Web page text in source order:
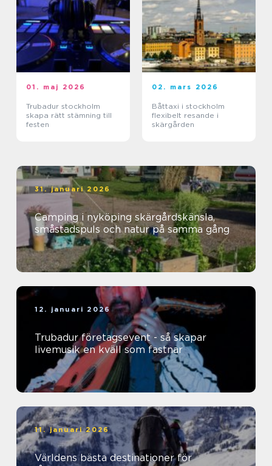
01. maj 2026
Trubadur stockholm
skapa rätt stämning till
festen
02. mars 2026
Båttaxi i stockholm
flexibelt resande i
skärgården
31. januari 2026
Camping i nyköping skärgårdskänsla,
småstadspuls och natur på samma gång
12. januari 2026
Trubadur företagsevent - så skapar
livemusik en kväll som fastnar
11. januari 2026
Världens bästa destinationer för